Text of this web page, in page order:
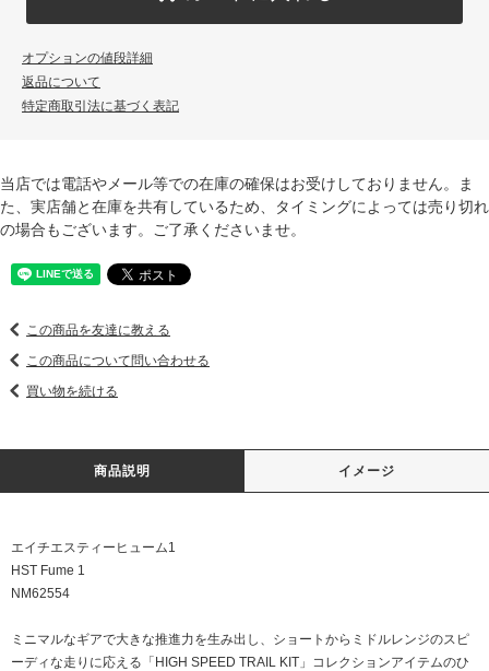
オプションの値段詳細
返品について
特定商取引法に基づく表記
当店では電話やメール等での在庫の確保はお受けしておりません。ま
た、実店舗と在庫を共有しているため、タイミングによっては売り切れ
の場合もございます。ご了承くださいませ。
この商品を友達に教える
この商品について問い合わせる
買い物を続ける
商品説明 イメージ
エイチエスティーヒューム1
HST Fume 1
NM62554
ミニマルなギアで大きな推進力を生み出し、ショートからミドルレンジのスピ
ーディな走りに応える「HIGH SPEED TRAIL KIT」コレクションアイテムのひ